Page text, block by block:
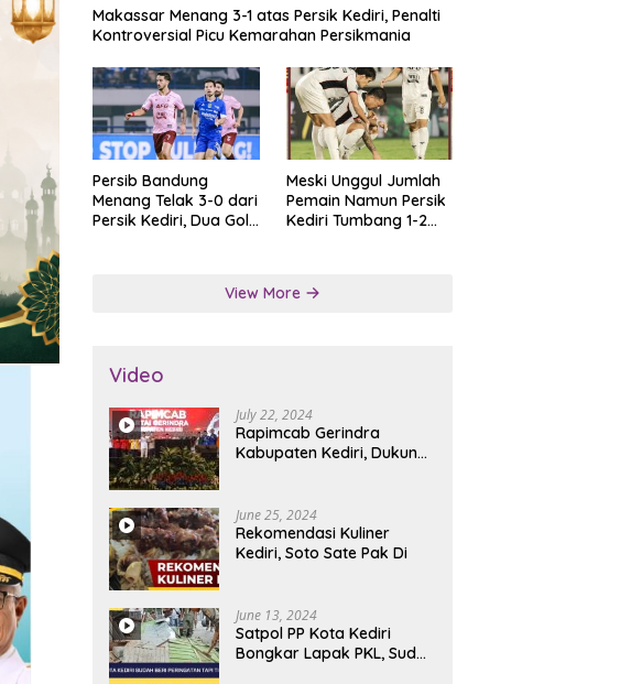
Makassar Menang 3-1 atas Persik Kediri, Penalti
Kontroversial Picu Kemarahan Persikmania
Persib Bandung
Menang Telak 3-0 dari
Persik Kediri, Dua Gol
Meski Unggul Jumlah
Pemain Namun Persik
Kediri Tumbang 1-2
View More
Video
July 22, 2024
Rapimcab Gerindra
Kabupaten Kediri, Dukung
June 25, 2024
Rekomendasi Kuliner
Kediri, Soto Sate Pak Di
June 13, 2024
Satpol PP Kota Kediri
Bongkar Lapak PKL, Sudah